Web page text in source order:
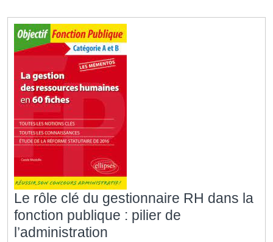
Le rôle clé du gestionnaire RH dans la
fonction publique : pilier de
l’administration